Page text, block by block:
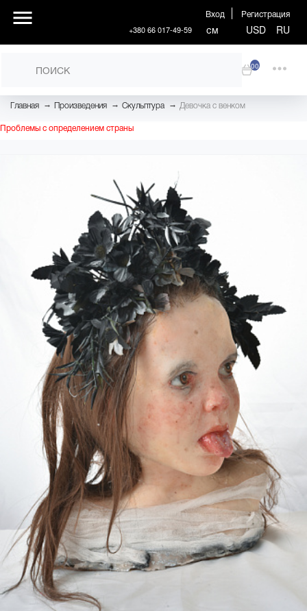
Вход Регистрация
+380 66 017-49-59 см USD RU
00
Главная → Произведения → Скульптура → Девочка с венком
Проблемы с определением страны